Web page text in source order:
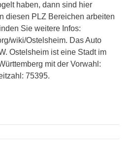
haben, dann sind hier
diesen PLZ Bereichen arbeiten
Sie weitere Infos:
wiki/Ostelsheim. Das Auto
Ostelsheim ist eine Stadt im
mit der Vorwahl:
75395.